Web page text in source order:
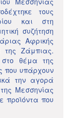
τους
και στη
συζήτηση
Αφρικής
της Ζάμπιας.
στο θέμα της
που υπάρχουν
την αγορά
Μεσσηνίας
προϊόντα που